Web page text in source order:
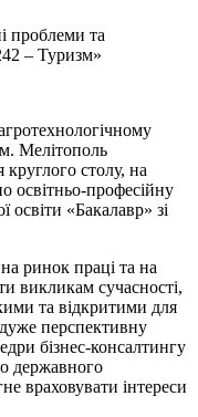
проблеми та
– Туризм»
Мелітополь
круглого столу, на
освітньо-професійну
освіти «Бакалавр» зі
на ринок праці та на
викликам сучасності,
та відкритими для
перспективну
бізнес-консалтингу
державного
враховувати інтереси